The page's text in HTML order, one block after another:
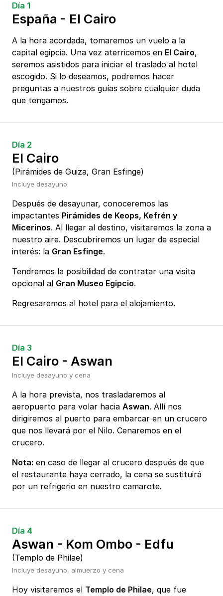
Día 1
España - El Cairo
A la hora acordada, tomaremos un vuelo a la
capital egipcia. Una vez aterricemos en El Cairo,
seremos asistidos para iniciar el traslado al hotel
escogido. Si lo deseamos, podremos hacer
preguntas a nuestros guías sobre cualquier duda
que tengamos.
Día 2
El Cairo
(Pirámides de Guiza, Gran Esfinge)
Incluye desayuno
Después de desayunar, conoceremos las
impactantes Pirámides de Keops, Kefrén y
Micerinos. Al llegar al destino, visitaremos la zona a
nuestro aire. Descubriremos un lugar de especial
interés: la Gran Esfinge.
Tendremos la posibilidad de contratar una visita
opcional al Gran Museo Egipcio.
Regresaremos al hotel para el alojamiento.
Día 3
El Cairo - Aswan
Incluye desayuno y cena
A la hora prevista, nos trasladaremos al
aeropuerto para volar hacia Aswan. Allí nos
dirigiremos al puerto para embarcar en un crucero
que nos llevará por el Nilo. Cenaremos en el
crucero.
Nota: en caso de llegar al crucero después de que
el restaurante haya cerrado, la cena se sustituirá
por un refrigerio en nuestro camarote.
Día 4
Aswan - Kom Ombo - Edfu
(Templo de Philae)
Incluye desayuno, almuerzo y cena
Hoy visitaremos el Templo de Philae, que fue